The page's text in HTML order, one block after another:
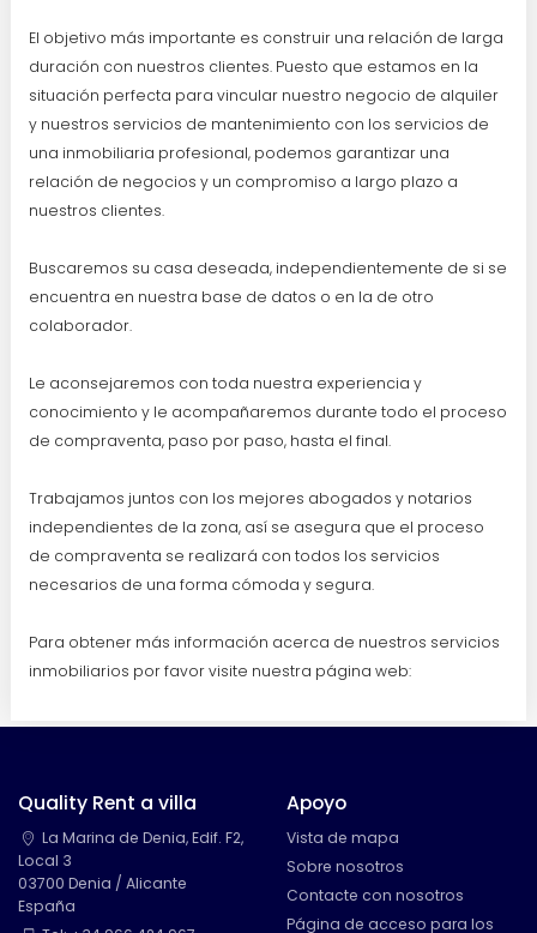
El objetivo más importante es construir una relación de larga
duración con nuestros clientes. Puesto que estamos en la
situación perfecta para vincular nuestro negocio de alquiler
y nuestros servicios de mantenimiento con los servicios de
una inmobiliaria profesional, podemos garantizar una
relación de negocios y un compromiso a largo plazo a
nuestros clientes.
Buscaremos su casa deseada, independientemente de si se
encuentra en nuestra base de datos o en la de otro
colaborador.
Le aconsejaremos con toda nuestra experiencia y
conocimiento y le acompañaremos durante todo el proceso
de compraventa, paso por paso, hasta el final.
Trabajamos juntos con los mejores abogados y notarios
independientes de la zona, así se asegura que el proceso
de compraventa se realizará con todos los servicios
necesarios de una forma cómoda y segura.
Para obtener más información acerca de nuestros servicios
inmobiliarios por favor visite nuestra página web:
Quality Rent a villa
La Marina de Denia, Edif. F2,
Local 3
03700 Denia / Alicante
España
Apoyo
Vista de mapa
Sobre nosotros
Contacte con nosotros
Página de acceso para los